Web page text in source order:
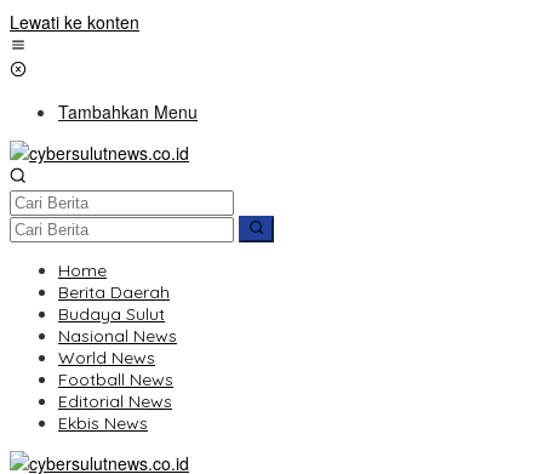
Lewati ke konten
Tambahkan Menu
Home
Berita Daerah
Budaya Sulut
Nasional News
World News
Football News
Editorial News
Ekbis News